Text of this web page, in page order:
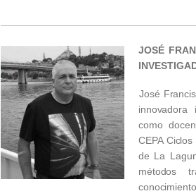
JOSÉ
José
innovadora
como
CEPA
de La
métodos